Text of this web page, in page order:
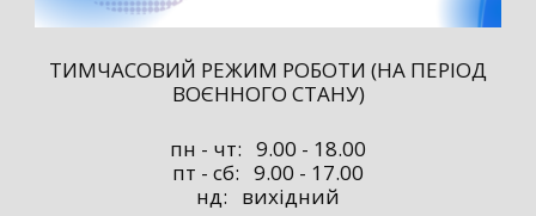
ТИМЧАСОВИЙ РЕЖИМ РОБОТИ (НА ПЕРІОД
ВОЄННОГО СТАНУ)
пн - чт: 9.00 - 18.00
пт - сб: 9.00 - 17.00
нд: вихідний